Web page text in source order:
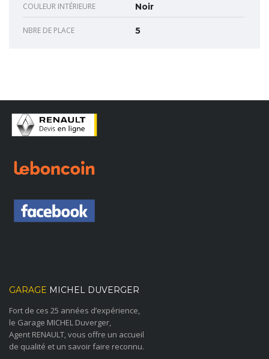
COULEUR INTÉRIEURE Noir
NBRE DE PLACE 5
GARAGE MICHEL DUVERGER
Fort de ces 25 années d’expérience,
le Garage MICHEL Duverger,
Agent RENAULT, vous offre un accueil
de qualité et un savoir faire reconnu.